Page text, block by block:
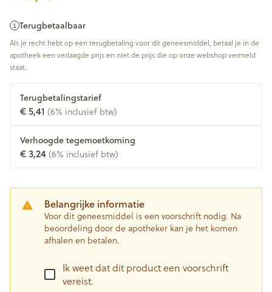
Terugbetaalbaar
Als je recht hebt op een terugbetaling voor dit geneesmiddel, betaal je in de
apotheek een verlaagde prijs en niet de prijs die op onze webshop vermeld
staat.
Terugbetalingstarief
€ 5,41 (6% inclusief btw)
Verhoogde tegemoetkoming
€ 3,24 (6% inclusief btw)
Belangrijke informatie
Voor dit geneesmiddel is een voorschrift nodig. Na
beoordeling door de apotheker kan je het komen
afhalen en betalen.
Ik weet dat dit product een voorschrift
vereist.